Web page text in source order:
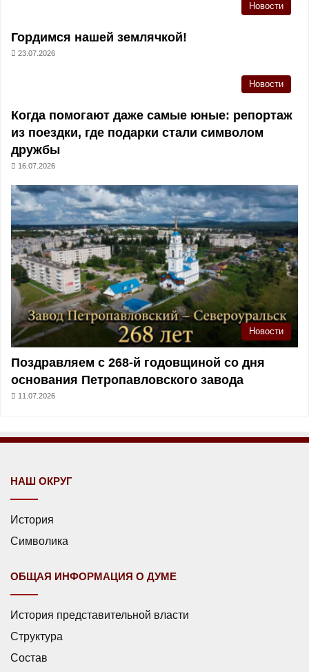
Новости
Гордимся нашей землячкой!
23.07.2026
Новости
Когда помогают даже самые юные: репортаж
из поездки, где подарки стали символом
дружбы
16.07.2026
Новости
Поздравляем с 268-й годовщиной со дня
основания Петропавловского завода
11.07.2026
НАШ ОКРУГ
История
Символика
ОБЩАЯ ИНФОРМАЦИЯ О ДУМЕ
История представительной власти
Структура
Состав